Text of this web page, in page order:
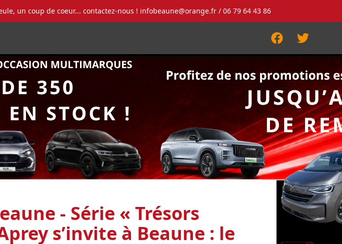
un coup de coeur... contactez-nous ! infobeaune@orange.fr/ 06 79 64 43 86
FacebookTwitter
- Série « Trésors
s’invite à Beaune : le